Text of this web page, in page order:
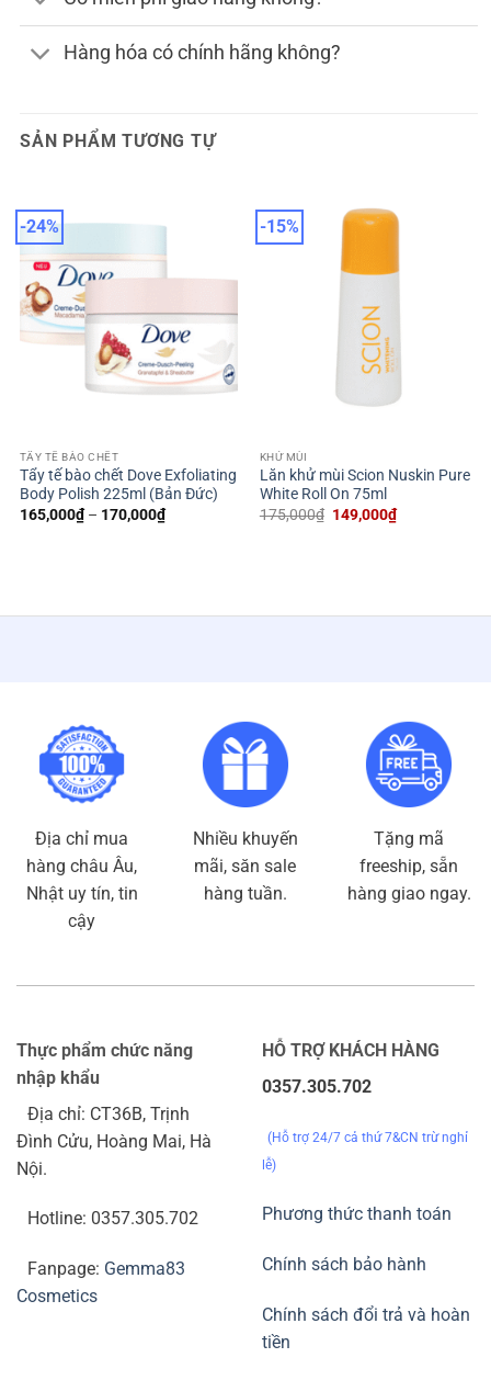
Hàng hóa có chính hãng không?
SẢN PHẨM TƯƠNG TỰ
-24%
TẨY TẾ BÀO CHẾT
Tẩy tế bào chết Dove Exfoliating
Body Polish 225ml (Bản Đức)
165,000₫ – 170,000₫Khoảng
giá:
-15%
KHỬ MÙI
Lăn khử mùi Scion Nuskin Pure
White Roll On 75ml
175,000₫ Giá
149,000₫Giá
hiện
Địa chỉ mua
hàng châu Âu,
Nhật uy tín, tin
cậy
Nhiều khuyến
mãi, săn sale
hàng tuần.
Tặng mã
freeship, sẵn
hàng giao ngay.
Thực phẩm chức năng
nhập khẩu
Địa chỉ: CT36B, Trịnh
Đình Cửu, Hoàng Mai, Hà
Nội.
Hotline: 0357.305.702
Fanpage: Gemma83
Cosmetics
HỖ TRỢ KHÁCH HÀNG
0357.305.702
(Hỗ trợ 24/7 cả thứ 7&CN trừ nghỉ
lễ)
Phương thức thanh toán
Chính sách bảo hành
Chính sách đổi trả và hoàn
tiền